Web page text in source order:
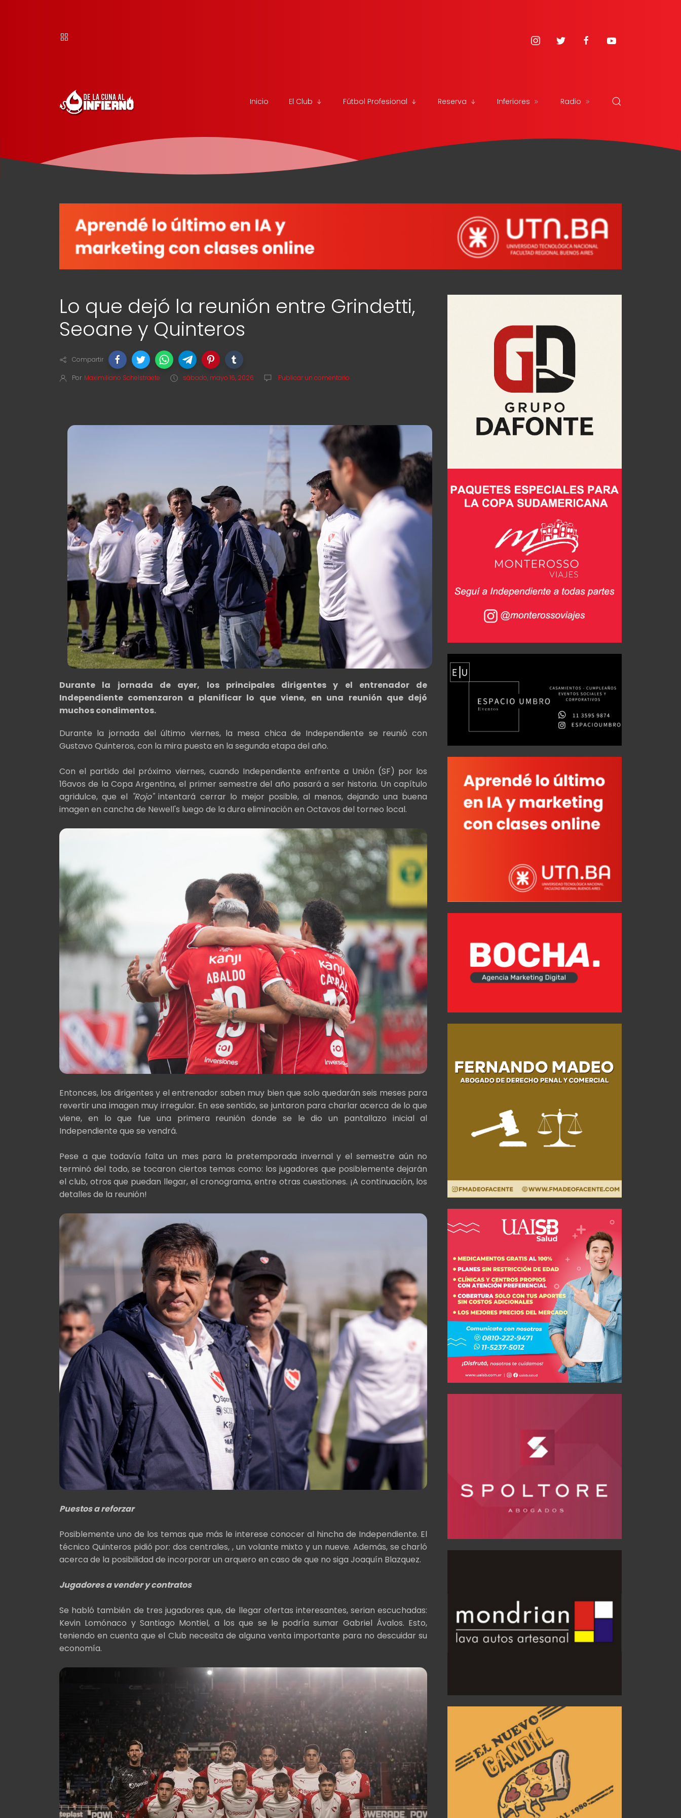
Inicio El Club Fútbol Profesional Reserva Inferiores Radio
Lo que dejó la reunión entre Grindetti,
Seoane y Quinteros
Compartir
Por Maximiliano Schelstraete sábado, mayo 16, 2026 Publicar un comentario
Durante la jornada de ayer, los principales dirigentes y el entrenador de
Independiente comenzaron a planificar lo que viene, en una reunión que dejó
muchos condimentos.
Durante la jornada del último viernes, la mesa chica de Independiente se reunió con
Gustavo Quinteros, con la mira puesta en la segunda etapa del año.
Con el partido del próximo viernes, cuando Independiente enfrente a Unión (SF) por los
16avos de la Copa Argentina, el primer semestre del año pasará a ser historia. Un capítulo
agridulce, que el "Rojo"intentará cerrar lo mejor posible, al menos, dejando una buena
imagen en cancha de Newell's luego de la dura eliminación en Octavos del torneo local.
Entonces, los dirigentes y el entrenador saben muy bien que solo quedarán seis meses para
revertir una imagen muy irregular. En ese sentido, se juntaron para charlar acerca de lo que
viene, en lo que fue una primera reunión donde se le dio un pantallazo inicial al
Independiente que se vendrá.
Pese a que todavía falta un mes para la pretemporada invernal y el semestre aún no
terminó del todo, se tocaron ciertos temas como: los jugadores que posiblemente dejarán
el club, otros que puedan llegar, el cronograma, entre otras cuestiones. ¡A continuación, los
detalles de la reunión!
Puestos a reforzar
Posiblemente uno de los temas que más le interese conocer al hincha de Independiente. El
técnico Quinteros pidió por: dos centrales, , un volante mixto y un nueve. Además, se charló
acerca de la posibilidad de incorporar un arquero en caso de que no siga Joaquín Blazquez.
Jugadores a vender y contratos
Se habló también de tres jugadores que, de llegar ofertas interesantes, serian escuchadas:
Kevin Lomónaco y Santiago Montiel, a los que se le podría sumar Gabriel Ávalos. Esto,
teniendo en cuenta que el Club necesita de alguna venta importante para no descuidar su
economía.